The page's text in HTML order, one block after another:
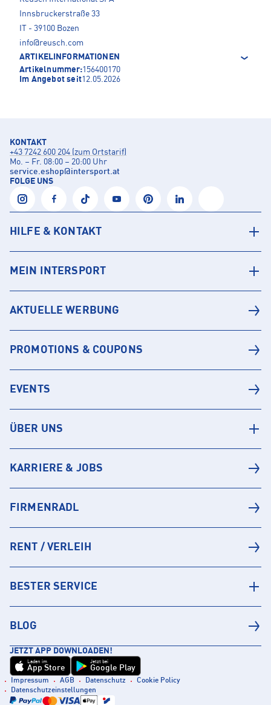
Innsbruckerstraße 33
IT - 39100 Bozen
info@reusch.com
ARTIKELINFORMATIONEN
Artikelnummer:156400170
Im Angebot seit12.05.2026
KONTAKT
+43 7242 600 204 (zum Ortstarif)
Mo. – Fr. 08:00 – 20:00 Uhr
service.eshop@intersport.at
FOLGE UNS
HILFE & KONTAKT
MEIN INTERSPORT
AKTUELLE WERBUNG
PROMOTIONS & COUPONS
EVENTS
ÜBER UNS
KARRIERE & JOBS
FIRMENRADL
RENT / VERLEIH
BESTER SERVICE
BLOG
JETZT APP DOWNLOADEN!
Laden im
App Store
Jetzt bei
Google Play
Impressum AGB Datenschutz
Cookie Policy
Datenschutzeinstellungen